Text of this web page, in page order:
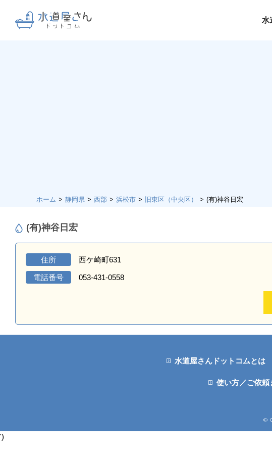
水
ホーム 静岡県 西部 浜松市 旧東区（中央区） (有)神谷日宏
(有)神谷日宏
住所 西ケ崎町631
電話番号 053-431-0558
水道屋さんドットコムとは
使い方／ご依頼
©
')